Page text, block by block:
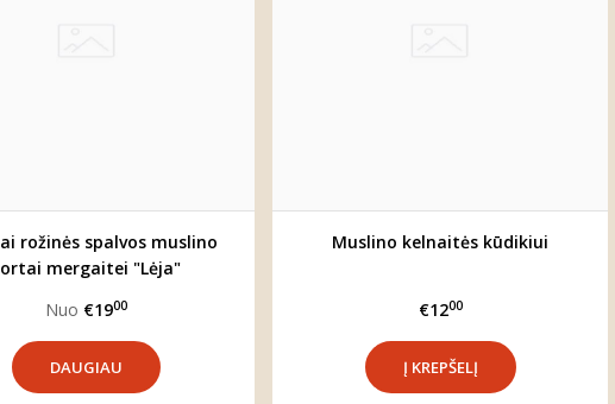
rožinės spalvos muslino
mergaitei "Lėja"
Nuo €1900
DAUGIAU
Muslino kelnaitės kūdikiui
€1200